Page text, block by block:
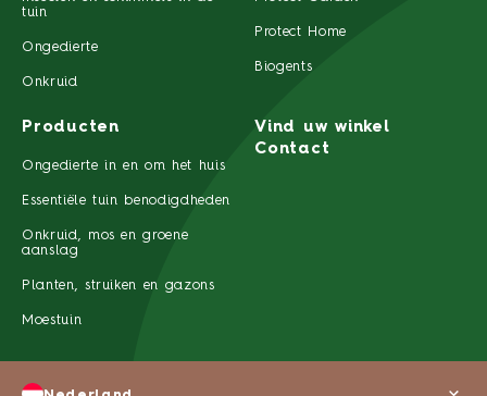
tuin
Ongedierte
Onkruid
Protect Home
Biogents
Producten
Ongedierte in en om het huis
Essentiële tuin benodigdheden
Onkruid, mos en groene
aanslag
Planten, struiken en gazons
Moestuin
Vind uw winkel
Contact